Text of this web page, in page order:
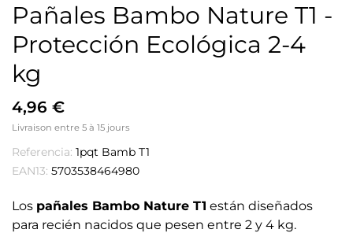
Pañales Bambo Nature T1 -
Protección Ecológica 2-4
kg
4,96 €
Livraison entre 5 à 15 jours
Referencia: 1pqt Bamb T1
EAN13: 5703538464980
Los pañales Bambo Nature T1 están diseñados
para recién nacidos que pesen entre 2 y 4 kg.